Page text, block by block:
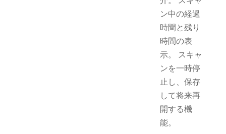
ン中の経過
時間と残り
時間の表
示。 スキャ
ンを一時停
止し、保存
して将来再
開する機
能。